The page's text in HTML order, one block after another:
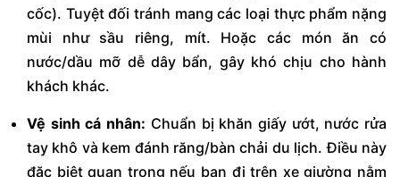
cốc). Tuyệt đối tránh mang các loại thực phẩm nặng
mùi như sầu riêng, mít. Hoặc các món ăn có
nước/dầu mỡ dễ dây bẩn, gây khó chịu cho hành
khách khác.
Vệ sinh cá nhân: Chuẩn bị khăn giấy ướt, nước rửa
tay khô và kem đánh răng/bàn chải du lịch. Điều này
đặc biệt quan trọng nếu bạn đi trên xe giường nằm